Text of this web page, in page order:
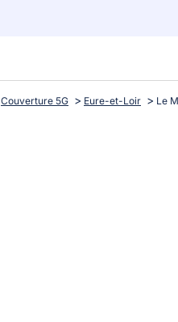
Couverture 5G Eure-et-Loir Le